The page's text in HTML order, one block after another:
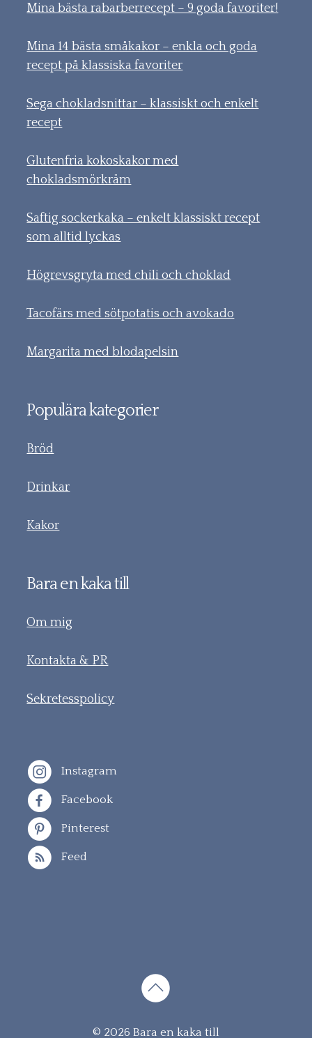
Mina bästa rabarberrecept – 9 goda favoriter!
Mina 14 bästa småkakor – enkla och goda
recept på klassiska favoriter
Sega chokladsnittar – klassiskt och enkelt
recept
Glutenfria kokoskakor med
chokladsmörkräm
Saftig sockerkaka – enkelt klassiskt recept
som alltid lyckas
Högrevsgryta med chili och choklad
Tacofärs med sötpotatis och avokado
Margarita med blodapelsin
Populära kategorier
Bröd
Drinkar
Kakor
Bara en kaka till
Om mig
Kontakta & PR
Sekretesspolicy
Instagram
Facebook
Pinterest
Feed
© 2026 Bara en kaka till